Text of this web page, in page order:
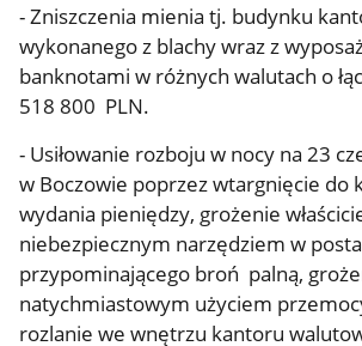
- Zniszczenia mienia tj. budynku
wykonanego z blachy wraz z
banknotami w różnych walutach o
518 800 PLN.
- Usiłowanie rozboju w nocy na 23
w Boczowie poprzez wtargnięcie do
wydania pieniędzy, grożenie
niebezpiecznym narzędziem w
przypominającego broń palną,
natychmiastowym użyciem
rozlanie we wnętrzu kantoru